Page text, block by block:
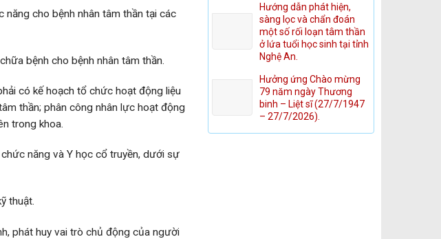
cho bệnh nhân tâm thần tại các
bệnh cho bệnh nhân tâm thần.
có kế hoạch tổ chức hoạt động liệu
thần; phân công nhân lực hoạt động
trong khoa.
năng và Y học cổ truyền, dưới sự
thuật.
phát huy vai trò chủ động của người
Hướng dẫn phát hiện,
sàng lọc và chẩn đoán
một số rối loạn tâm thần
ở lứa tuổi học sinh tại tỉnh
Nghệ An.
Hưởng ứng Chào mừng
79 năm ngày Thương
binh – Liệt sĩ (27/7/1947
– 27/7/2026).